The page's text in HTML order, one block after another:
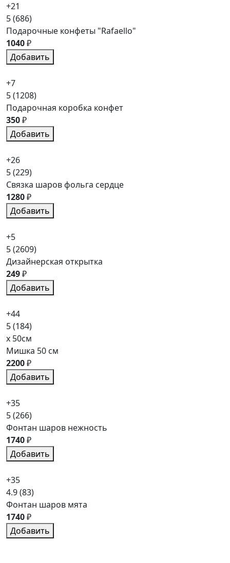
+21
5(686)
Подарочные конфеты "Rafaello"
1040₽
Добавить
+7
5(1208)
Подарочная коробка конфет
350₽
Добавить
+26
5(229)
Связка шаров фольга сердце
1280₽
Добавить
+5
5(2609)
Дизайнерская открытка
249₽
Добавить
+44
5(184)
x 50см
Мишка 50 см
2200₽
Добавить
+35
5(266)
Фонтан шаров нежность
1740₽
Добавить
+35
4.9(83)
Фонтан шаров мята
1740₽
Добавить